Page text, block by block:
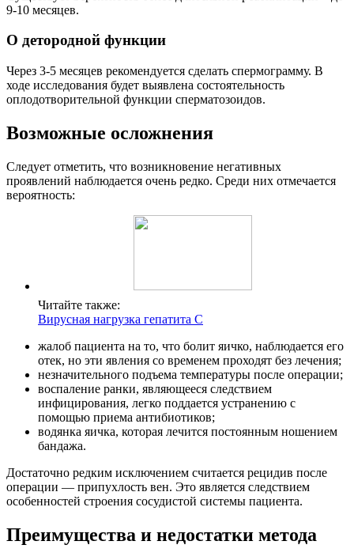
9-10 месяцев.
О детородной функции
Через 3-5 месяцев рекомендуется сделать спермограмму. В
ходе исследования будет выявлена состоятельность
оплодотворительной функции сперматозоидов.
Возможные осложнения
Следует отметить, что возникновение негативных
проявлений наблюдается очень редко. Среди них отмечается
вероятность:
Читайте также:
Вирусная нагрузка гепатита С
жалоб пациента на то, что болит яичко, наблюдается его
отек, но эти явления со временем проходят без лечения;
незначительного подъема температуры после операции;
воспаление ранки, являющееся следствием
инфицирования, легко поддается устранению с
помощью приема антибиотиков;
водянка яичка, которая лечится постоянным ношением
бандажа.
Достаточно редким исключением считается рецидив после
операции — припухлость вен. Это является следствием
особенностей строения сосудистой системы пациента.
Преимущества и недостатки метода